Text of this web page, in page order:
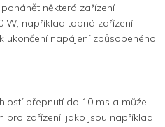
některá zařízení
W, například topná zařízení
ukončení napájení způsobeného
přepnutí do 10 ms a může
pro zařízení, jako jsou například